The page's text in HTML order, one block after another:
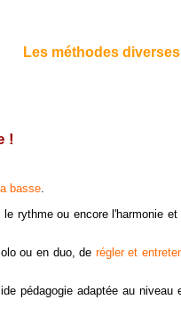
Les méthodes
!
basse.
le rythme ou encore l'harmonie et
ou en duo, de régler et
pédagogie adaptée au niveau